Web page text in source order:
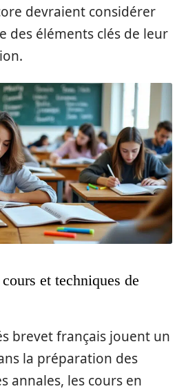
devraient considérer
des éléments clés de leur
et techniques de
brevet français jouent un
la préparation des
annales, les cours en